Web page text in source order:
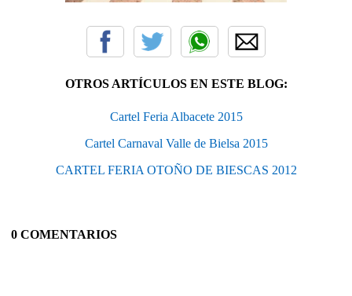
OTROS ARTÍCULOS EN ESTE BLOG:
Cartel Feria Albacete 2015
Cartel Carnaval Valle de Bielsa 2015
CARTEL FERIA OTOÑO DE BIESCAS 2012
0 COMENTARIOS